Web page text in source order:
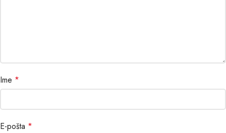
Ime *
E-pošta *